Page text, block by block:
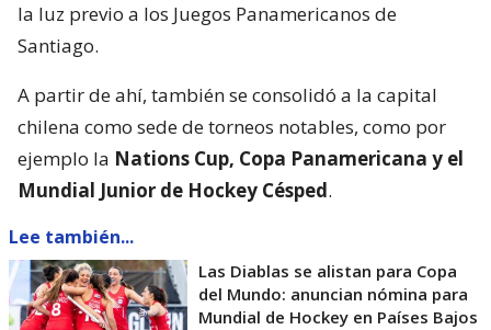
la luz previo a los Juegos Panamericanos de
Santiago.
A partir de ahí, también se consolidó a la capital
chilena como sede de torneos notables, como por
ejemplo la Nations Cup, Copa Panamericana y el
Mundial Junior de Hockey Césped.
Lee también...
Las Diablas se alistan para Copa
del Mundo: anuncian nómina para
Mundial de Hockey en Países Bajos